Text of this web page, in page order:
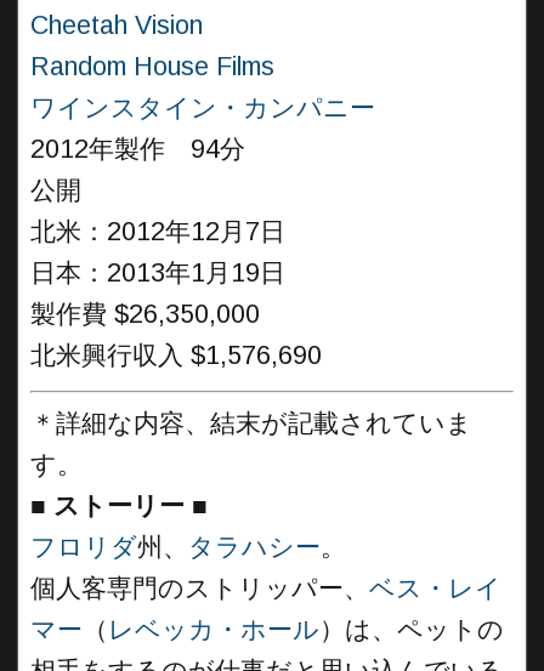
Cheetah Vision
Random House Films
ワインスタイン・カンパニー
2012年製作 94分
公開
北米：2012年12月7日
日本：2013年1月19日
製作費 $26,350,000
北米興行収入 $1,576,690
＊詳細な内容、結末が記載されていま
す。
■ ストーリー ■
フロリダ州、 タラハシー。
個人客専門のストリッパー、 ベス・レイ
マー （ レベッカ・ホール）は、ペットの